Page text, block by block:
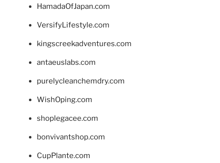
HamadaOfJapan.com
VersifyLifestyle.com
kingscreekadventures.com
antaeuslabs.com
purelycleanchemdry.com
WishOping.com
shoplegacee.com
bonvivantshop.com
CupPlante.com